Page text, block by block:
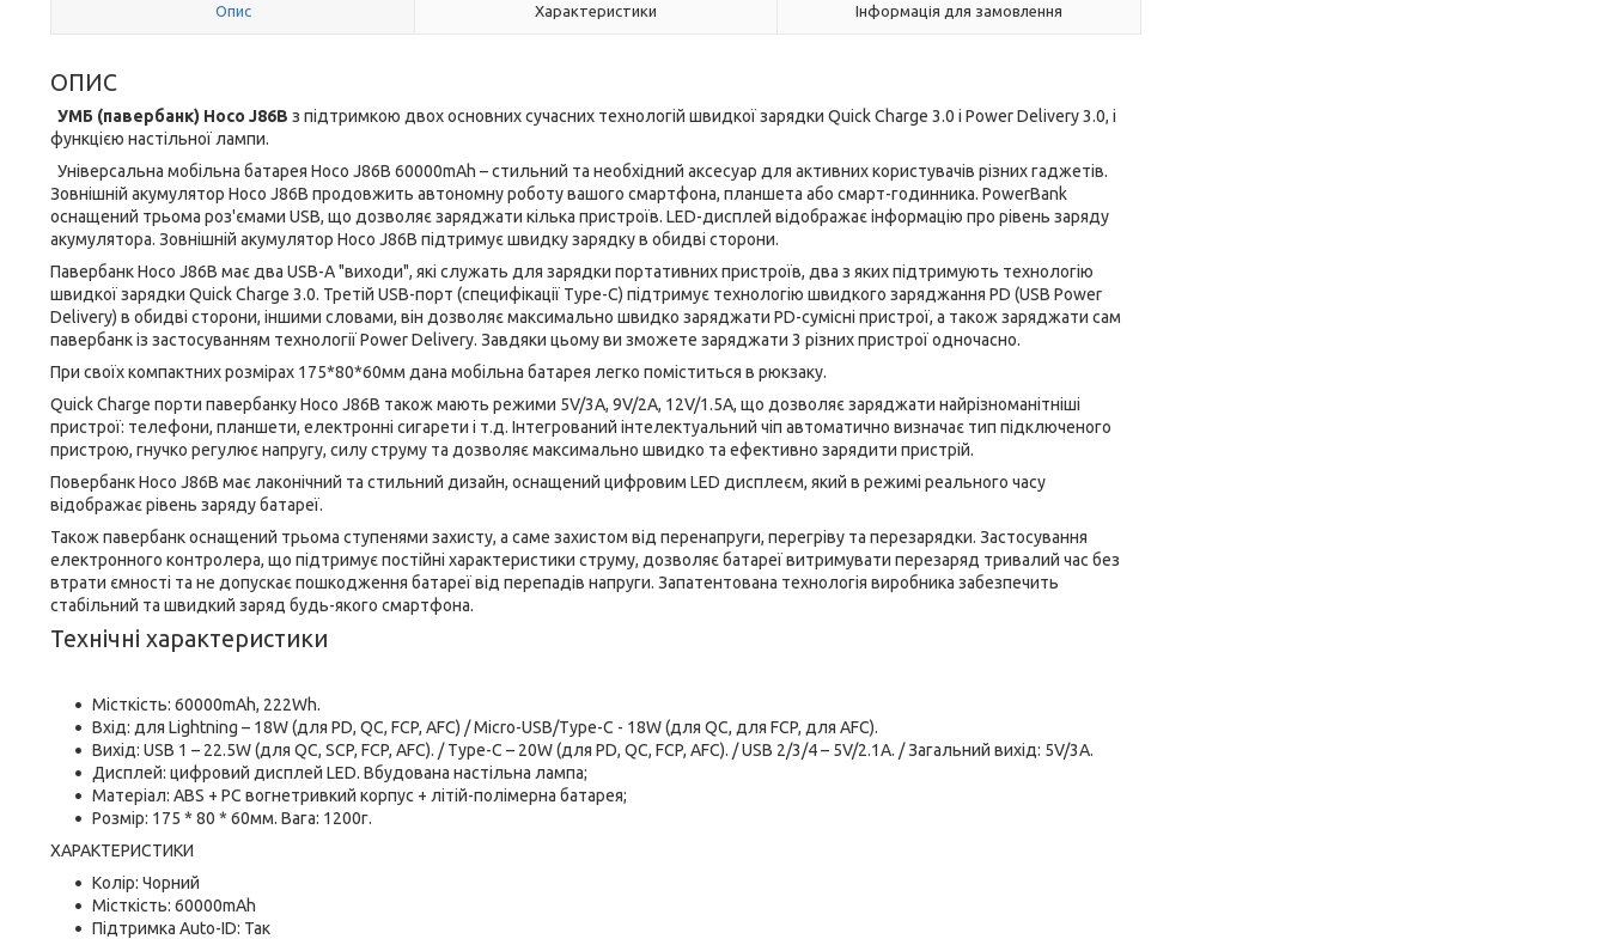
Опис Характеристики Інформація для замовлення
ОПИС
УМБ (павербанк) Hoco J86B з підтримкою двох основних сучасних технологій швидкої зарядки Quick Charge 3.0 і Power Delivery 3.0, і
функцією настільної лампи.
Універсальна мобільна батарея Hoco J86B 60000mAh – стильний та необхідний аксесуар для активних користувачів різних гаджетів.
Зовнішній акумулятор Hoco J86B продовжить автономну роботу вашого смартфона, планшета або смарт-годинника. PowerBank
оснащений трьома роз'ємами USB, що дозволяє заряджати кілька пристроїв. LED-дисплей відображає інформацію про рівень заряду
акумулятора. Зовнішній акумулятор Hoco J86B підтримує швидку зарядку в обидві сторони.
Павербанк Hoco J86B має два USB-A "виходи", які служать для зарядки портативних пристроїв, два з яких підтримують технологію
швидкої зарядки Quick Charge 3.0. Третій USB-порт (специфікації Type-C) підтримує технологію швидкого заряджання PD (USB Power
Delivery) в обидві сторони, іншими словами, він дозволяє максимально швидко заряджати PD-сумісні пристрої, а також заряджати сам
павербанк із застосуванням технології Power Delivery. Завдяки цьому ви зможете заряджати 3 різних пристрої одночасно.
При своїх компактних розмірах 175*80*60мм дана мобільна батарея легко поміститься в рюкзаку.
Quick Charge порти павербанку Hoco J86B також мають режими 5V/3A, 9V/2A, 12V/1.5A, що дозволяє заряджати найрізноманітніші
пристрої: телефони, планшети, електронні сигарети і т.д. Інтегрований інтелектуальний чіп автоматично визначає тип підключеного
пристрою, гнучко регулює напругу, силу струму та дозволяє максимально швидко та ефективно зарядити пристрій.
Повербанк Hoco J86B має лаконічний та стильний дизайн, оснащений цифровим LED дисплеєм, який в режимі реального часу
відображає рівень заряду батареї.
Також павербанк оснащений трьома ступенями захисту, а саме захистом від перенапруги, перегріву та перезарядки. Застосування
електронного контролера, що підтримує постійні характеристики струму, дозволяє батареї витримувати перезаряд тривалий час без
втрати ємності та не допускає пошкодження батареї від перепадів напруги. Запатентована технологія виробника забезпечить
стабільний та швидкий заряд будь-якого смартфона.
Технічні характеристики
Місткість: 60000mAh, 222Wh.
Вхід: для Lightning – 18W (для PD, QC, FCP, AFC) / Micro-USB/Type-C - 18W (для QC, для FCP, для AFC).
Вихід: USB 1 – 22.5W (для QC, SCP, FCP, AFC). / Type-C – 20W (для PD, QC, FCP, AFC). / USB 2/3/4 – 5V/2.1A. / Загальний вихід: 5V/3A.
Дисплей: цифровий дисплей LED. Вбудована настільна лампа;
Матеріал: ABS + PC вогнетривкий корпус + літій-полімерна батарея;
Розмір: 175 * 80 * 60мм. Вага: 1200г.
ХАРАКТЕРИСТИКИ
Колір: Чорний
Місткість: 60000mAh
Підтримка Auto-ID: Так